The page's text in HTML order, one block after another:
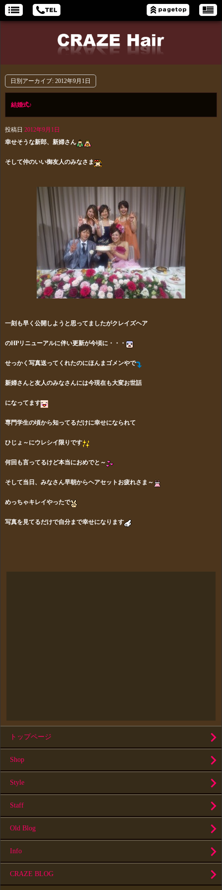
日別アーカイブ: 2012年9月1日
結婚式♪
投稿日 2012年9月1日
幸せそうな新郎、新婦さん
そして仲のいい御友人のみなさま
一刻も早く公開しようと思ってましたがクレイズヘア
のHPリニューアルに伴い更新が今頃に・・・
せっかく写真送ってくれたのにほんまゴメンやで
新婦さんと友人のみなさんには今現在も大変お世話
になってます
専門学生の頃から知ってるだけに幸せになられて
ひじょ～にウレシイ限りです
何回も言ってるけど本当におめでと～
そして当日、みなさん早朝からヘアセットお疲れさま～
めっちゃキレイやったで
写真を見てるだけで自分まで幸せになります
トップページ
Shop
Style
Staff
Old Blog
Info
CRAZE BLOG